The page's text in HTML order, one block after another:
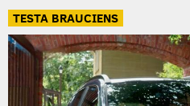
TESTA BRAUCIENS